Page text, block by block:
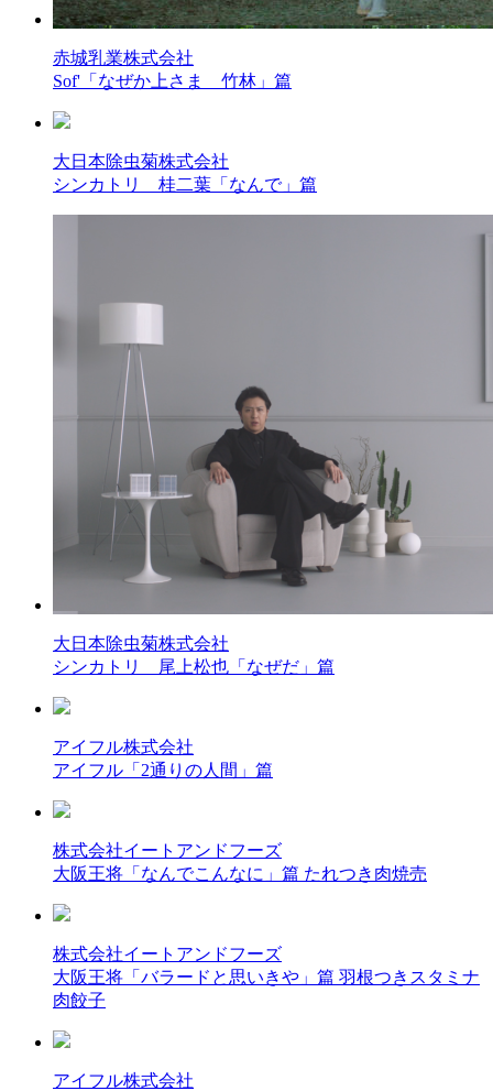
赤城乳業株式会社
Sof'「なぜか上さま 竹林」篇
大日本除虫菊株式会社
シンカトリ 桂二葉「なんで」篇
大日本除虫菊株式会社
シンカトリ 尾上松也「なぜだ」篇
アイフル株式会社
アイフル「2通りの人間」篇
株式会社イートアンドフーズ
大阪王将「なんでこんなに」篇 たれつき肉焼売
株式会社イートアンドフーズ
大阪王将「バラードと思いきや」篇 羽根つきスタミナ
肉餃子
アイフル株式会社